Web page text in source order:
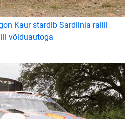
Kaur stardib Sardiinia rallil
võiduautoga